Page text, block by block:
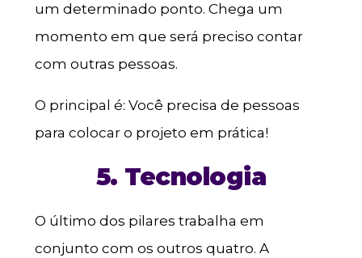
um determinado ponto. Chega um
momento em que será preciso contar
com outras pessoas.
O principal é: Você precisa de pessoas
para colocar o projeto em prática!
5. Tecnologia
O último dos pilares trabalha em
conjunto com os outros quatro. A